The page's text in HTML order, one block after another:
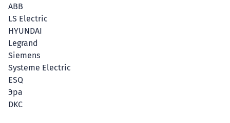
ABB
LS Electric
HYUNDAI
Legrand
Siemens
Systeme Electric
ESQ
Эра
DKC